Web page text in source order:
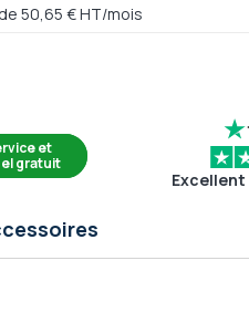
50,65 € HT/mois
et
gratuit
Excellent